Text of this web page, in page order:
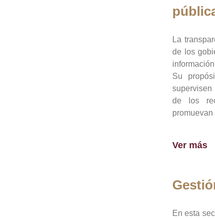
La
de los
Su
supervisen
de los
Ver más
En esta